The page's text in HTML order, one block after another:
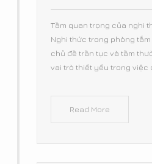
Tầm quan trọng của nghi
Nghi thức trong phòng
chủ đề trần tục và tầm
vai trò thiết yếu trong việc
Read More